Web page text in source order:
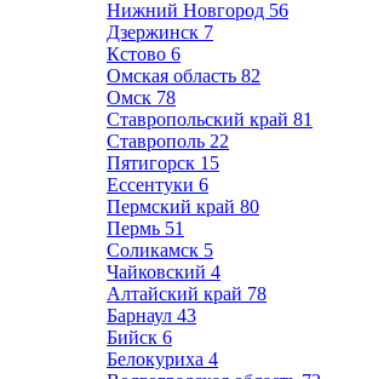
Нижний Новгород 56
Дзержинск 7
Кстово 6
Омская область 82
Омск 78
Ставропольский край 81
Ставрополь 22
Пятигорск 15
Ессентуки 6
Пермский край 80
Пермь 51
Соликамск 5
Чайковский 4
Алтайский край 78
Барнаул 43
Бийск 6
Белокуриха 4